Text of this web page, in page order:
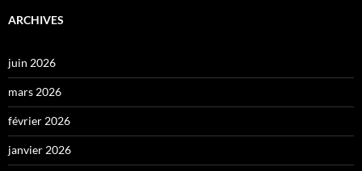
ARCHIVES
juin 2026
mars 2026
février 2026
janvier 2026